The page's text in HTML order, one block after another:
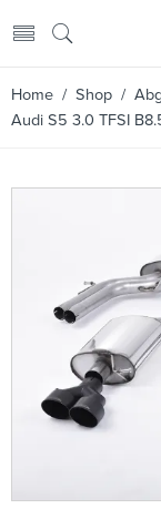
Home / Shop /
Audi S5 3.0 TFSI